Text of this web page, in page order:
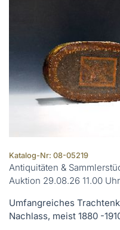
Katalog-Nr: 08-05219
Antiquitäten &
Auktion 29.08.26 11.00 Uhr
Umfangreiches
Nachlass, meist 1880 -